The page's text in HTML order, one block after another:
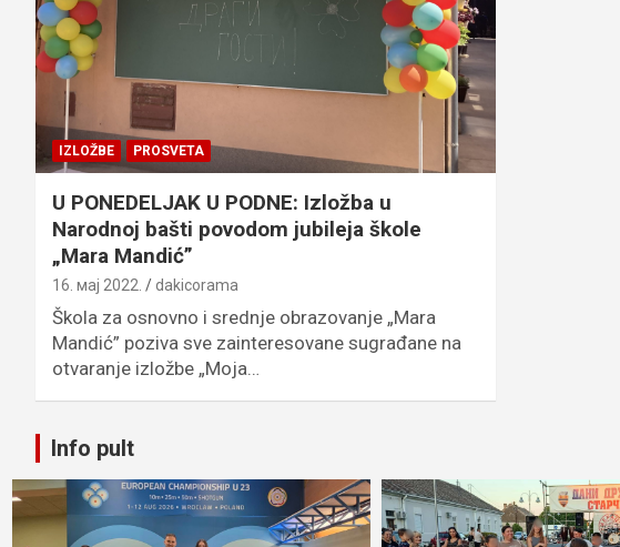
IZLOŽBE PROSVETA
U PONEDELJAK U PODNE: Izložba u
Narodnoj bašti povodom jubileja škole
„Mara Mandić”
16. мај 2022. dakicorama
Škola za osnovno i srednje obrazovanje „Mara
Mandić” poziva sve zainteresovane sugrađane na
otvaranje izložbe „Moja…
Info pult